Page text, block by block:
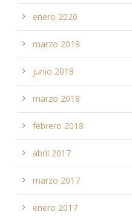
enero 2020
marzo 2019
junio 2018
marzo 2018
febrero 2018
abril 2017
marzo 2017
enero 2017